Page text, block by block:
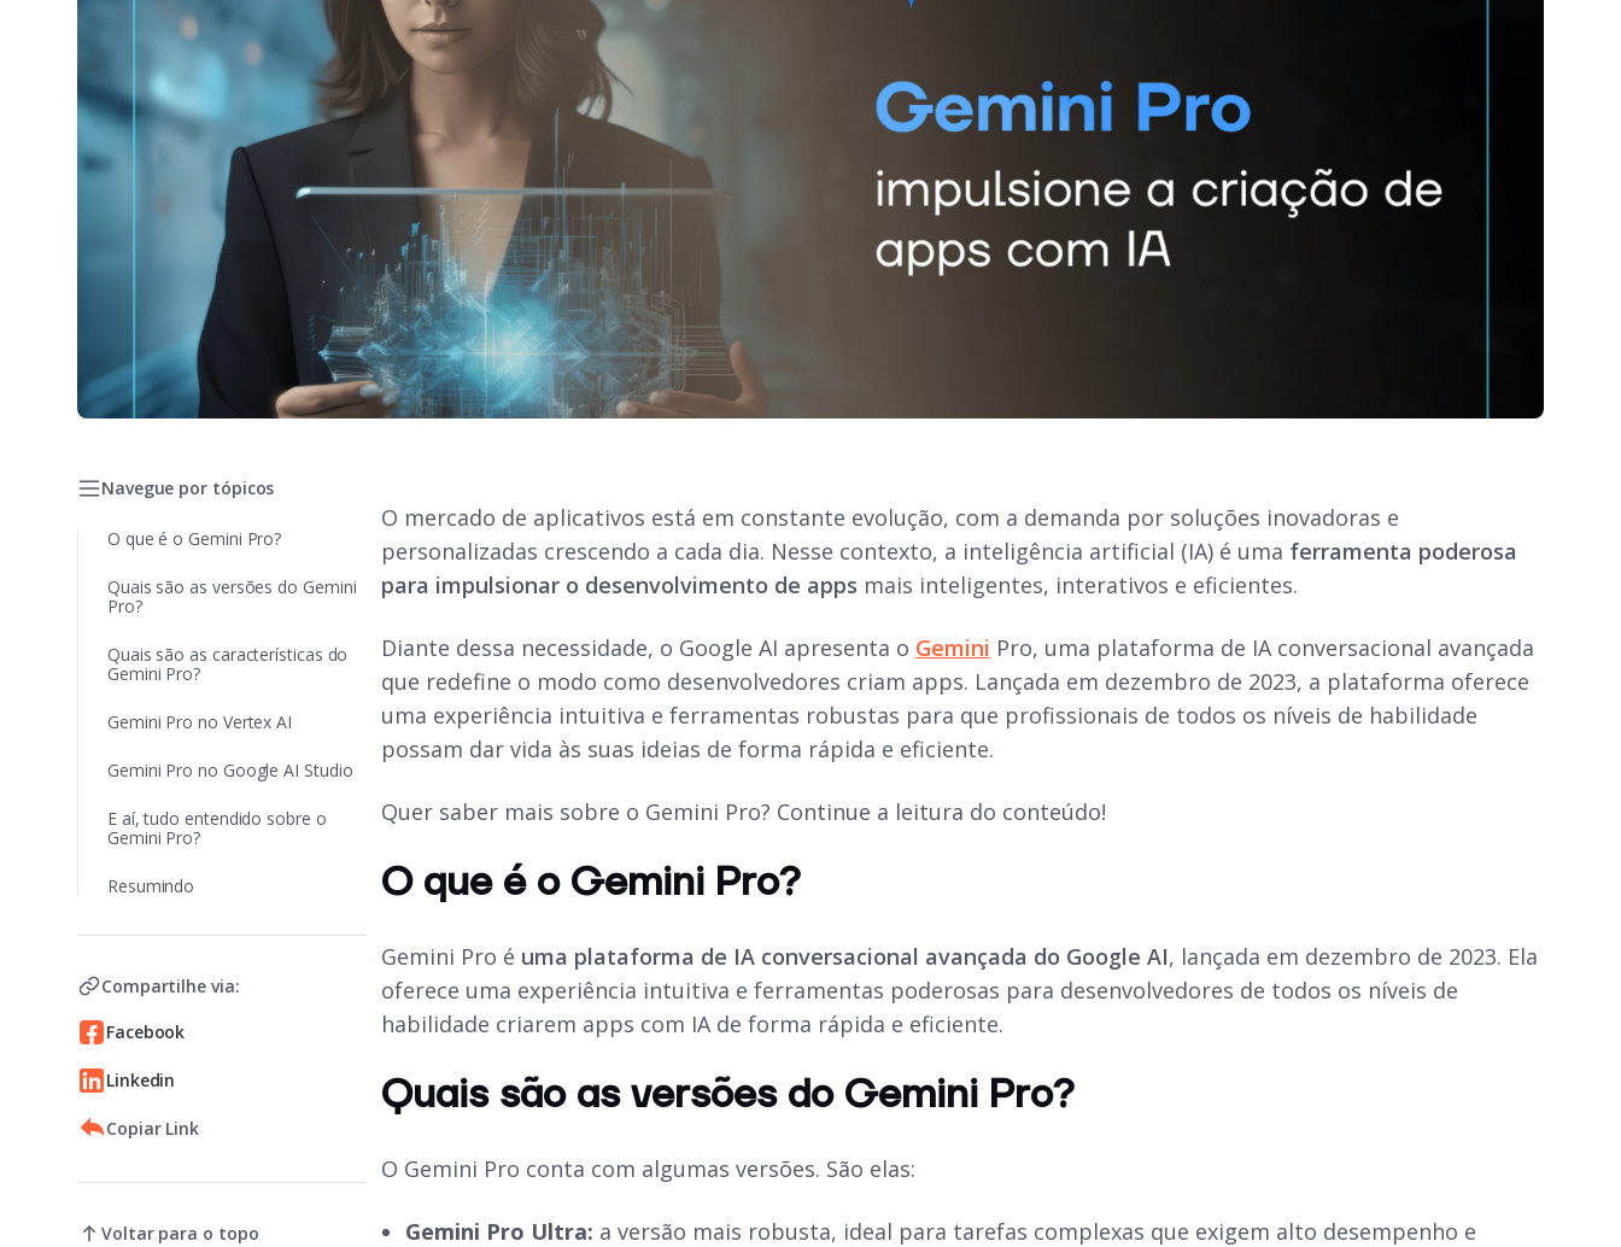
Navegue por tópicos
O que é o Gemini Pro?
Quais são as versões do Gemini
Pro?
Quais são as características do
Gemini Pro?
Gemini Pro no Vertex AI
Gemini Pro no Google AI Studio
E aí, tudo entendido sobre o
Gemini Pro?
Resumindo
Compartilhe via:
Facebook
Linkedin
Copiar Link
Voltar para o topo
O mercado de aplicativos está em constante evolução, com a demanda por soluções inovadoras e
personalizadas crescendo a cada dia. Nesse contexto, a inteligência artificial (IA) é uma ferramenta poderosa
para impulsionar o desenvolvimento de apps mais inteligentes, interativos e eficientes.
Diante dessa necessidade, o Google AI apresenta o Gemini Pro, uma plataforma de IA conversacional avançada
que redefine o modo como desenvolvedores criam apps. Lançada em dezembro de 2023, a plataforma oferece
uma experiência intuitiva e ferramentas robustas para que profissionais de todos os níveis de habilidade
possam dar vida às suas ideias de forma rápida e eficiente.
Quer saber mais sobre o Gemini Pro? Continue a leitura do conteúdo!
O que é o Gemini Pro?
Gemini Pro é uma plataforma de IA conversacional avançada do Google AI, lançada em dezembro de 2023. Ela
oferece uma experiência intuitiva e ferramentas poderosas para desenvolvedores de todos os níveis de
habilidade criarem apps com IA de forma rápida e eficiente.
Quais são as versões do Gemini Pro?
O Gemini Pro conta com algumas versões. São elas:
Gemini Pro Ultra: a versão mais robusta, ideal para tarefas complexas que exigem alto desempenho e